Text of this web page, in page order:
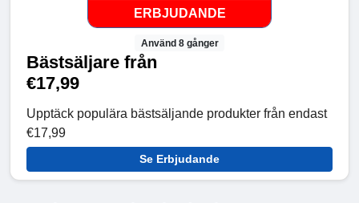
ERBJUDANDE
Använd 8 gånger
Bästsäljare från
€17,99
Upptäck populära bästsäljande produkter från endast
€17,99
Se Erbjudande